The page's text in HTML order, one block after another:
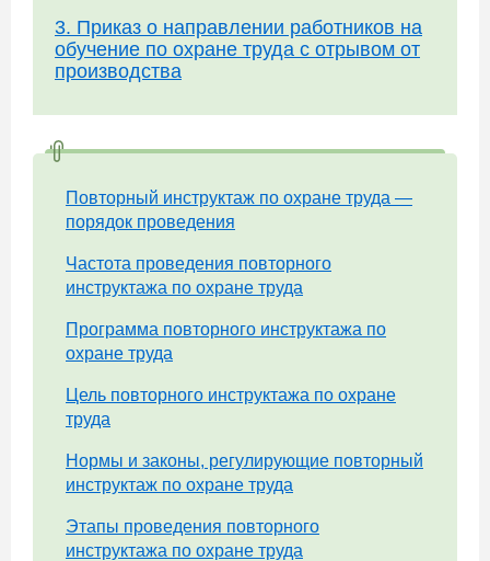
3. Приказ о направлении работников на
обучение по охране труда с отрывом от
производства
Повторный инструктаж по охране труда —
порядок проведения
Частота проведения повторного
инструктажа по охране труда
Программа повторного инструктажа по
охране труда
Цель повторного инструктажа по охране
труда
Нормы и законы, регулирующие повторный
инструктаж по охране труда
Этапы проведения повторного
инструктажа по охране труда